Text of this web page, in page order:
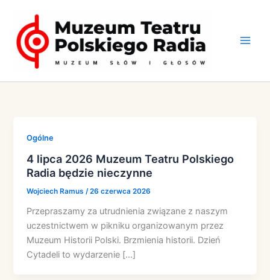
treści
Ogólne
4 lipca 2026 Muzeum Teatru Polskiego
Radia będzie nieczynne
Wojciech Ramus /26 czerwca 2026
Przepraszamy za utrudnienia związane z naszym
uczestnictwem w pikniku organizowanym przez
Muzeum Historii Polski. Brzmienia historii. Dzień
Cytadeli to wydarzenie […]